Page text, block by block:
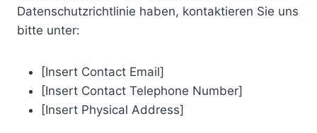
Datenschutzrichtlinie haben, kontaktieren Sie uns
bitte unter:
[Insert Contact Email]
[Insert Contact Telephone Number]
[Insert Physical Address]